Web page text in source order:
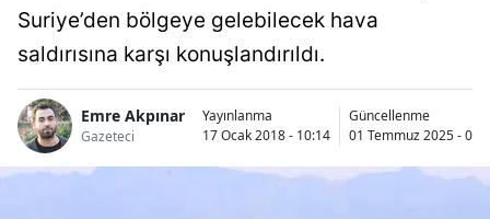
Suriye’den bölgeye gelebilecek hava
saldırısına karşı konuşlandırıldı.
Emre Akpınar
Gazeteci
Yayınlanma
17 Ocak 2018 - 10:14
Güncellenme
01 Temmuz 2025 -